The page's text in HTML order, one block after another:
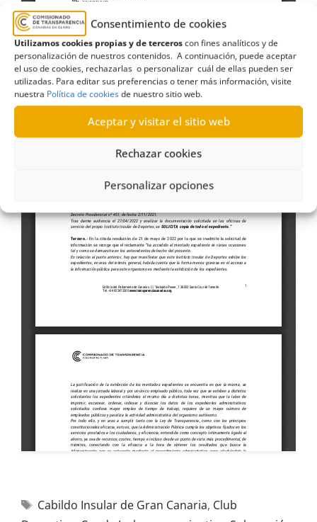
Consentimiento de cookies
Utilizamos cookies propias y de terceroscon fines analíticos y de
personalización de nuestros contenidos. A continuación, puede aceptar
el uso de cookies, rechazarlas o personalizar cuál de ellas pueden ser
utilizadas. Para editar sus preferencias o tener más información, visite
nuestra Política de cookiesde nuestro sitio web.
Aceptar y visitar el sitio web
Rechazar cookies
Personalizar opciones
Cabildo Insular de Gran Canaria, Club